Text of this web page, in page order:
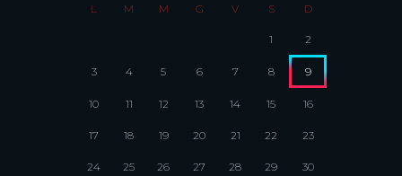
L M M G V S D
1 2
3 4 5 6 7 8 9
10 11 12 13 14 15 16
17 18 19 20 21 22 23
24 25 26 27 28 29 30